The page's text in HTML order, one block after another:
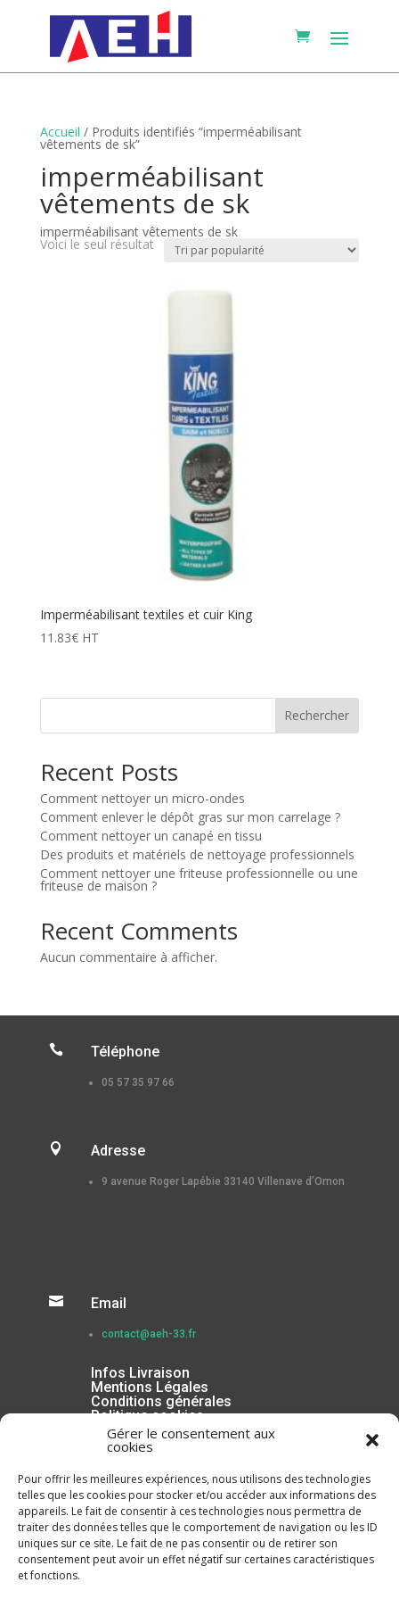
Gérer le consentement aux
cookies
Pour offrir les meilleures expériences, nous utilisons des technologies
telles que les cookies pour stocker et/ou accéder aux informations des
appareils. Le fait de consentir à ces technologies nous permettra de
traiter des données telles que le comportement de navigation ou les ID
uniques sur ce site. Le fait de ne pas consentir ou de retirer son
consentement peut avoir un effet négatif sur certaines caractéristiques
et fonctions.
Accueil / Produits identifiés “imperméabilisant
vêtements de sk”
imperméabilisant
vêtements de sk
imperméabilisant vêtements de sk
Voici le seul résultat
Imperméabilisant textiles et cuir King
11.83€ HT
Rechercher
Recent Posts
Comment nettoyer un micro-ondes
Comment enlever le dépôt gras sur mon carrelage ?
Comment nettoyer un canapé en tissu
Des produits et matériels de nettoyage professionnels
Comment nettoyer une friteuse professionnelle ou une
friteuse de maison ?
Recent Comments
Aucun commentaire à afficher.
 Téléphone
05 57 35 97 66
 Adresse
9 avenue Roger Lapébie 33140 Villenave d’Ornon
 Email
contact@aeh-33.fr
Infos Livraison
Mentions Légales
Conditions générales
Politique cookies